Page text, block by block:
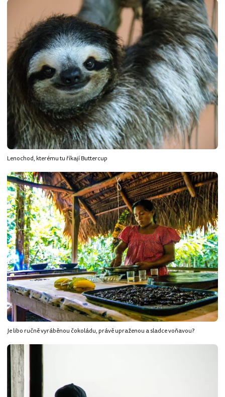
Lenochod, kterému tu říkají Buttercup
Je libo ručně vyráběnou čokoládu, právě upraženou a sladce voňavou?